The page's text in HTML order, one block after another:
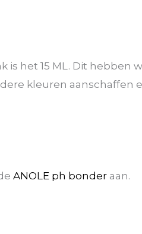
is het 15 ML. Dit hebben
kleuren aanschaffen
ANOLE ph bonder aan.